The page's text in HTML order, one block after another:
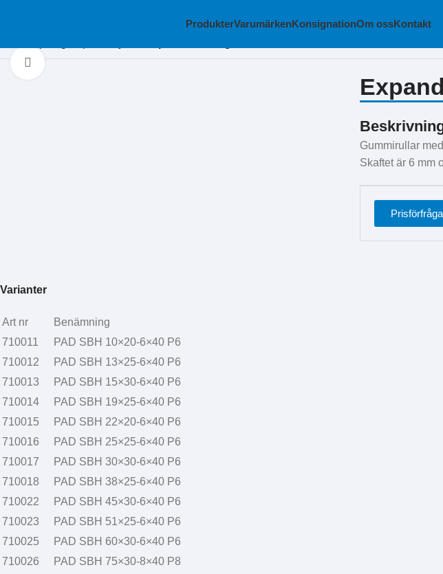
ProdukterVarumärkenKonsignationOm ossKontakt
Klicka för att förstora
Gummirullar
Skaftet är 6 mm
Varianter
Art nr
Benämning
710011
PAD SBH 10×20-6×40 P6
710012
PAD SBH 13×25-6×40 P6
710013
PAD SBH 15×30-6×40 P6
710014
PAD SBH 19×25-6×40 P6
710015
PAD SBH 22×20-6×40 P6
710016
PAD SBH 25×25-6×40 P6
710017
PAD SBH 30×30-6×40 P6
710018
PAD SBH 38×25-6×40 P6
710022
PAD SBH 45×30-6×40 P6
710023
PAD SBH 51×25-6×40 P6
710025
PAD SBH 60×30-6×40 P6
710026
PAD SBH 75×30-8×40 P8